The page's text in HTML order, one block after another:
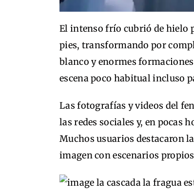
El intenso frío cubrió de hielo
pies, transformando por
blanco y enormes
escena poco habitual incluso
Las fotografías y videos del
las redes sociales y, en pocas
Muchos usuarios destacaron
imagen con escenarios